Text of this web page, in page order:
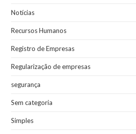
Notícias
Recursos Humanos
Registro de Empresas
Regularização de empresas
segurança
Sem categoria
Simples